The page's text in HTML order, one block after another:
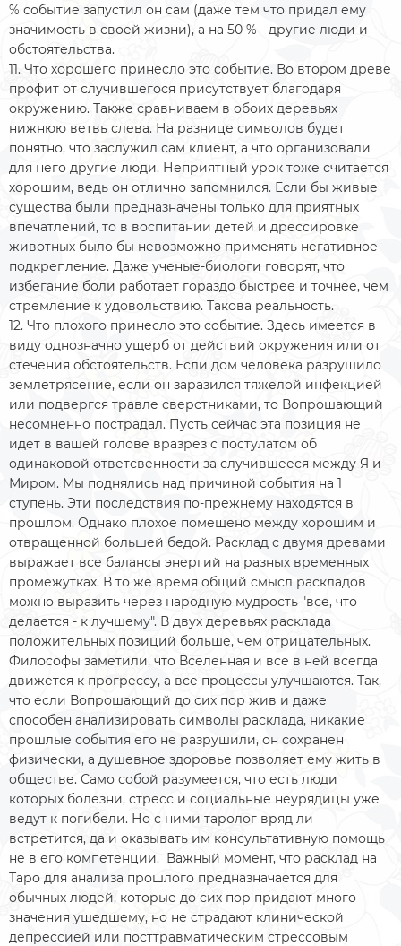
% событие запустил он сам (даже тем что придал ему
значимость в своей жизни), а на 50 % - другие люди и
обстоятельства.
11. Что хорошего принесло это событие. Во втором древе
профит от случившегося присутствует благодаря
окружению. Также сравниваем в обоих деревьях
нижнюю ветвь слева. На разнице символов будет
понятно, что заслужил сам клиент, а что организовали
для него другие люди. Неприятный урок тоже считается
хорошим, ведь он отлично запомнился. Если бы живые
существа были предназначены только для приятных
впечатлений, то в воспитании детей и дрессировке
животных было бы невозможно применять негативное
подкрепление. Даже ученые-биологи говорят, что
избегание боли работает гораздо быстрее и точнее, чем
стремление к удовольствию. Такова реальность.
12. Что плохого принесло это событие. Здесь имеется в
виду однозначно ущерб от действий окружения или от
стечения обстоятельств. Если дом человека разрушило
землетрясение, если он заразился тяжелой инфекцией
или подвергся травле сверстниками, то Вопрошающий
несомненно пострадал. Пусть сейчас эта позиция не
идет в вашей голове вразрез с постулатом об
одинаковой ответсвенности за случившееся между Я и
Миром. Мы поднялись над причиной события на 1
ступень. Эти последствия по-прежнему находятся в
прошлом. Однако плохое помещено между хорошим и
отвращенной большей бедой. Расклад с двумя древами
выражает все балансы энергий на разных временных
промежутках. В то же время общий смысл раскладов
можно выразить через народную мудрость "все, что
делается - к лучшему". В двух деревьях расклада
положительных позиций больше, чем отрицательных.
Философы заметили, что Вселенная и все в ней всегда
движется к прогрессу, а все процессы улучшаются. Так,
что если Вопрошающий до сих пор жив и даже
способен анализировать символы расклада, никакие
прошлые события его не разрушили, он сохранен
физически, а душевное здоровье позволяет ему жить в
обществе. Само собой разумеется, что есть люди
которых болезни, стресс и социальные неурядицы уже
ведут к погибели. Но с ними таролог вряд ли
встретится, да и оказывать им консультативную помощь
не в его компетенции. Важный момент, что расклад на
Таро для анализа прошлого предназначается для
обычных людей, которые до сих пор придают много
значения ушедшему, но не страдают клинической
депрессией или посттравматическим стрессовым